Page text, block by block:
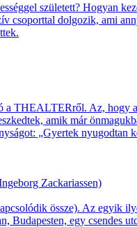
született? Hogyan
dolgozik, ami
THEALTERről. Az, hogy
amik már
„Gyertek nyugodtan
Zackariassen)
össze). Az egyik
egy csendes